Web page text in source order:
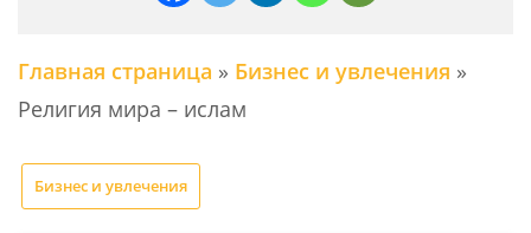
Главная страница » Бизнес и увлечения »
Религия мира – ислам
Бизнес и увлечения